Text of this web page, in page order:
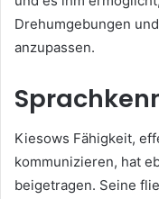
Drehumgebungen
anzupassen.
Kiesows Fähigkeit,
kommunizieren, hat
beigetragen. Seine